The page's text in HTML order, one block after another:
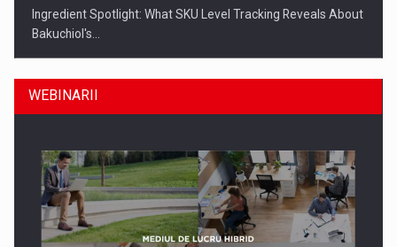
Ingredient Spotlight: What SKU Level Tracking Reveals About
Bakuchiol's…
WEBINARII